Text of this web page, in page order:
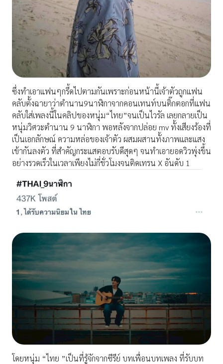
ซึ่งทำเอาแฟนๆกรี้ดไปตามกันเพราะก่อนหน้านี้เจ้าตัวถูกแฟน
คลับตั้งฉายาว่าตำนาน9นาฬิกาจากคอนเทนท์บนติ๊กตอกที่แฟน
คลับใส่เพลงนี้ในคลิปของหนุ่ม“ไทย”จนเป็นไวรัล เลยกลายเป็น
หนุ่มวิศวะตำนาน 9 นาฬิกา พอหลังจากปล่อย mv ทั้งเสียงร้องที่
เป็นเอกลักษณ์ ความหล่อของเจ้าตัว ผสมผสานทั้งภาพและแสง
เข้ากันลงตัว ที่สำคัญกระแสตอบรับดีสุดๆ จนทำเอายอดวิวพุ่งขึ้น
อย่างรวดเร็วในเวลาเพียงไม่กี่ชั่วโมงจนติดเทรน X อันดับ 1
โดยหนุ่ม “ไทย ”เป็นที่รู้จักจากซีรีย์ บทเพื่อนบทเพลง ที่รับบท